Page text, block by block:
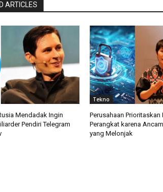
ARTICLES
Mendadak Ingin
Pendiri Telegram
Tekno
Perusahaan Prioritaskan
Perangkat karena
yang Melonjak